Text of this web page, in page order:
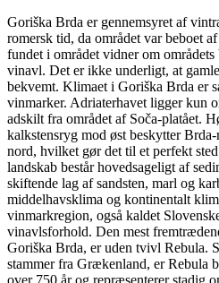
Goriška Brda er gennemsyret af
romersk tid, da området var beboet
fundet i området vidner om
vinavl. Det er ikke underligt, at
bekvemt. Klimaet i Goriška Brda er
vinmarker. Adriaterhavet ligger kun
adskilt fra området af Soča-platået.
kalkstensryg mod øst beskytter
nord, hvilket gør det til et perfekt
landskab består hovedsageligt af
skiftende lag af sandsten, marl og
middelhavsklima og kontinentalt
vinmarkregion, også kaldet
vinavlsforhold. Den mest
Goriška Brda, er uden tvivl Rebula.
stammer fra Grækenland, er Rebula
over 750 år og repræsenterer stadig